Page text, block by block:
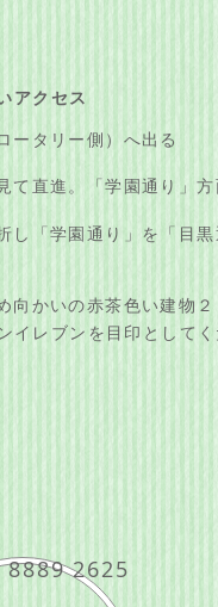
アクセス
ータリー側）へ出る
て直進。「学園通り」
し「学園通り」を「目
向かいの赤茶色い建物
イレブンを目印として
8889 2625